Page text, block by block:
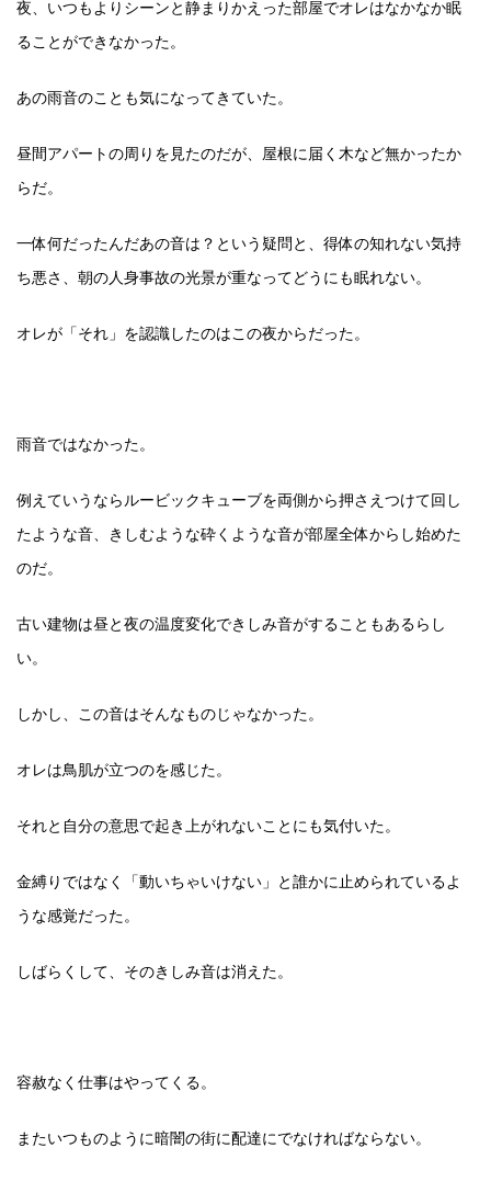
夜、いつもよりシーンと静まりかえった部屋でオレはなかなか眠
ることができなかった。
あの雨音のことも気になってきていた。
昼間アパートの周りを見たのだが、屋根に届く木など無かったか
らだ。
一体何だったんだあの音は？という疑問と、得体の知れない気持
ち悪さ、朝の人身事故の光景が重なってどうにも眠れない。
オレが「それ」を認識したのはこの夜からだった。
雨音ではなかった。
例えていうならルービックキューブを両側から押さえつけて回し
たような音、きしむような砕くような音が部屋全体からし始めた
のだ。
古い建物は昼と夜の温度変化できしみ音がすることもあるらし
い。
しかし、この音はそんなものじゃなかった。
オレは鳥肌が立つのを感じた。
それと自分の意思で起き上がれないことにも気付いた。
金縛りではなく「動いちゃいけない」と誰かに止められているよ
うな感覚だった。
しばらくして、そのきしみ音は消えた。
容赦なく仕事はやってくる。
またいつものように暗闇の街に配達にでなければならない。